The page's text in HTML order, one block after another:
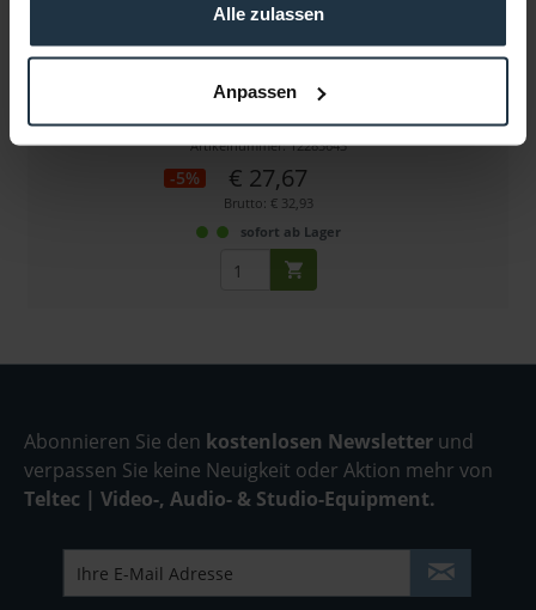
Alle zulassen
Anpassen
Visible Dust EZ-Kit Sensor Clean 1.0 (Grün)
Reinigungs-Kit für Vollformat-Sensoren
Artikelnummer: 12283643
-5% € 27,67
Brutto: € 32,93
sofort ab Lager
Abonnieren Sie den kostenlosen Newsletter und
verpassen Sie keine Neuigkeit oder Aktion mehr von
Teltec | Video-, Audio- & Studio-Equipment.